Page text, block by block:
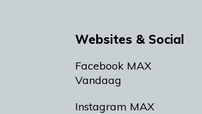
Websites & Social
Facebook MAX
Vandaag
Instagram MAX